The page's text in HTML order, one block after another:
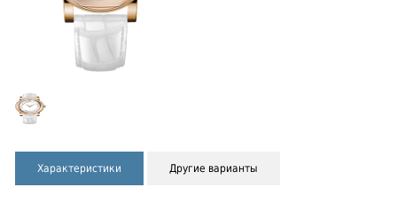
Характеристики Другие варианты